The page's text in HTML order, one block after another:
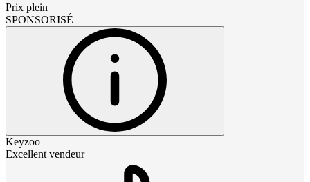
Prix plein
SPONSORISÉ
Keyzoo
Excellent vendeur